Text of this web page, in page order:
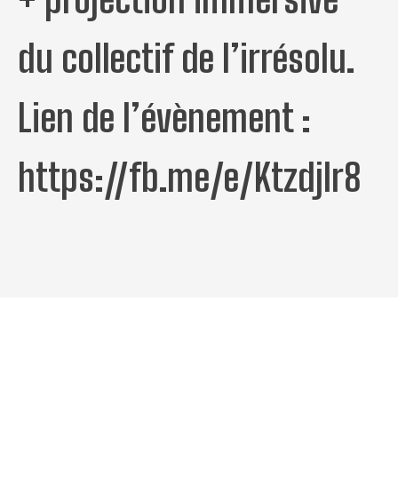
du collectif de l’irrésolu.
Lien de l’évènement :
https://fb.me/e/Ktzdjlr8